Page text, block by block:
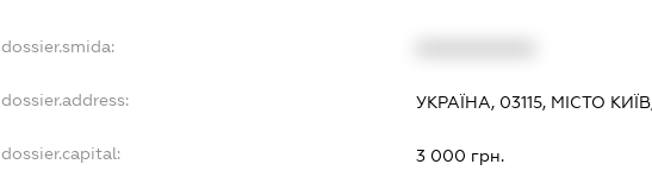
dossier.smida:
dossier.address: УКРАЇНА, 03115, МІСТО
dossier.capital: 3 000 грн.